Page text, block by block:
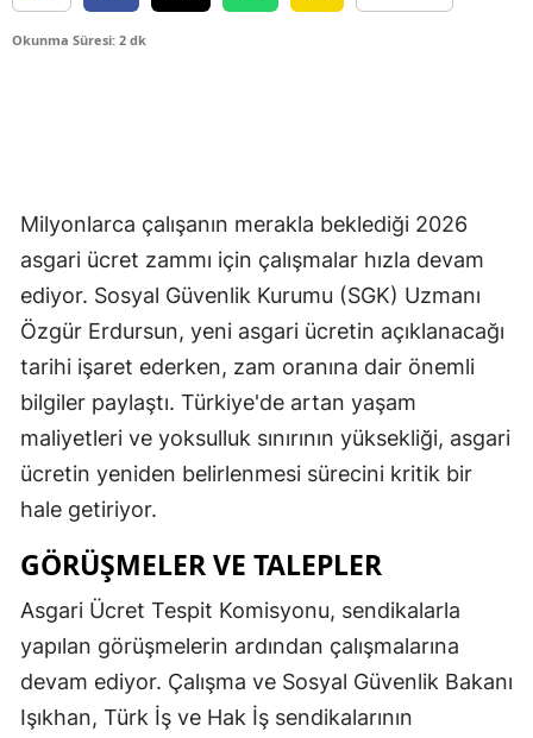
Okunma Süresi: 2 dk
Milyonlarca çalışanın merakla beklediği 2026
asgari ücret zammı için çalışmalar hızla devam
ediyor. Sosyal Güvenlik Kurumu (SGK) Uzmanı
Özgür Erdursun, yeni asgari ücretin açıklanacağı
tarihi işaret ederken, zam oranına dair önemli
bilgiler paylaştı. Türkiye'de artan yaşam
maliyetleri ve yoksulluk sınırının yüksekliği, asgari
ücretin yeniden belirlenmesi sürecini kritik bir
hale getiriyor.
GÖRÜŞMELER VE TALEPLER
Asgari Ücret Tespit Komisyonu, sendikalarla
yapılan görüşmelerin ardından çalışmalarına
devam ediyor. Çalışma ve Sosyal Güvenlik Bakanı
Işıkhan, Türk İş ve Hak İş sendikalarının